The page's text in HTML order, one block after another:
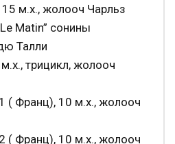
15 м.х., жолооч Чарльз
Matin” сонины
Талли
трицикл, жолооч
( Франц), 10 м.х., жолооч
( Франц), 10 м.х., жолооч